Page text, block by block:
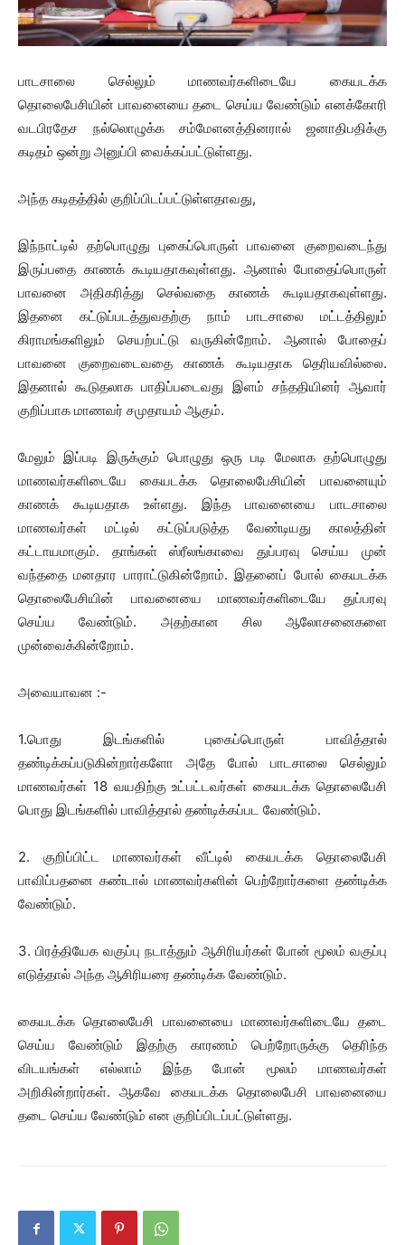
பாடசாலை செல்லும் மாணவர்களிடையே கையடக்க
தொலைபேசியின் பாவனையை தடை செய்ய வேண்டும் எனக்கோரி
வடபிரதேச நல்லொழுக்க சம்மேளனத்தினரால் ஜனாதிபதிக்கு
கடிதம் ஒன்று அனுப்பி வைக்கப்பட்டுள்ளது.
அந்த கடிதத்தில் குறிப்பிடப்பட்டுள்ளதாவது,
இந்நாட்டில் தற்பொழுது புகைப்பொருள் பாவனை குறைவடைந்து
இருப்பதை காணக் கூடியதாகவுள்ளது. ஆனால் போதைப்பொருள்
பாவனை அதிகரித்து செல்வதை காணக் கூடியதாகவுள்ளது.
இதனை கட்டுப்படத்துவதற்கு நாம் பாடசாலை மட்டத்திலும்
கிராமங்களிலும் செயற்பட்டு வருகின்றோம். ஆனால் போதைப்
பாவனை குறைவடைவதை காணக் கூடியதாக தெரியவில்லை.
இதனால் கூடுதலாக பாதிப்படைவது இளம் சந்ததியினர் ஆவார்
குறிப்பாக மாணவர் சமுதாயம் ஆகும்.
மேலும் இப்படி இருக்கும் பொழுது ஒரு படி மேலாக தற்பொழுது
மாணவர்களிடையே கையடக்க தொலைபேசியின் பாவனையும்
காணக் கூடியதாக உள்ளது. இந்த பாவனையை பாடசாலை
மாணவர்கள் மட்டில் கட்டுப்படுத்த வேண்டியது காலத்தின்
கட்டாயமாகும். தாங்கள் ஸ்ரீலங்காவை துப்பரவு செய்ய முன்
வந்ததை மனதார பாராட்டுகின்றோம். இதனைப் போல் கையடக்க
தொலைபேசியின் பாவனையை மாணவர்களிடையே துப்பரவு
செய்ய வேண்டும். அதற்கான சில ஆலோசனைகளை
முன்வைக்கின்றோம்.
அவையாவன :-
1.பொது இடங்களில் புகைப்பொருள் பாவித்தால்
தண்டிக்கப்படுகின்றார்களோ அதே போல் பாடசாலை செல்லும்
மாணவர்கள் 18 வயதிற்கு உட்பட்டவர்கள் கையடக்க தொலைபேசி
பொது இடங்களில் பாவித்தால் தண்டிக்கப்பட வேண்டும்.
2. குறிப்பிட்ட மாணவர்கள் வீட்டில் கையடக்க தொலைபேசி
பாவிப்பதனை கண்டால் மாணவர்களின் பெற்றோர்களை தண்டிக்க
வேண்டும்.
3. பிரத்தியேக வகுப்பு நடாத்தும் ஆசிரியர்கள் போன் மூலம் வகுப்பு
எடுத்தால் அந்த ஆசிரியரை தண்டிக்க வேண்டும்.
கையடக்க தொலைபேசி பாவனையை மாணவர்களிடையே தடை
செய்ய வேண்டும் இதற்கு காரணம் பெற்றோருக்கு தெரிந்த
விடயங்கள் எல்லாம் இந்த போன் மூலம் மாணவர்கள்
அறிகின்றார்கள். ஆகவே கையடக்க தொலைபேசி பாவனையை
தடை செய்ய வேண்டும் என குறிப்பிடப்பட்டுள்ளது.